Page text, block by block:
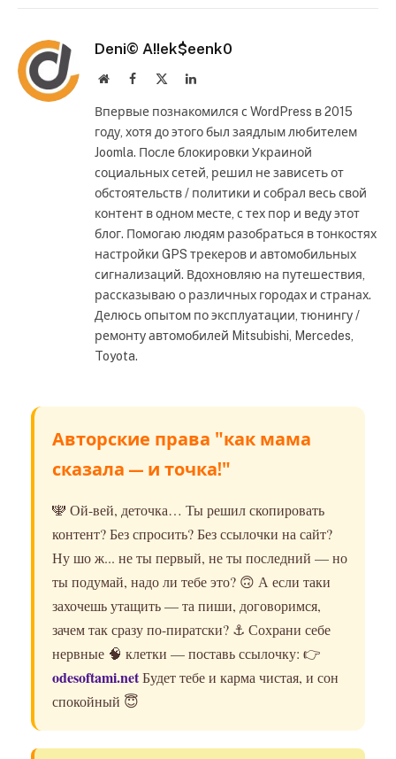
Deni© A!!ek$eenk0
WebsiteFacebook LinkedIn
Впервые познакомился с WordPress в 2015
году, хотя до этого был заядлым любителем
Joomla. После блокировки Украиной
социальных сетей, решил не зависеть от
обстоятельств / политики и собрал весь свой
контент в одном месте, с тех пор и веду этот
блог. Помогаю людям разобраться в тонкостях
настройки GPS трекеров и автомобильных
сигнализаций. Вдохновляю на путешествия,
рассказываю о различных городах и странах.
Делюсь опытом по эксплуатации, тюнингу /
ремонту автомобилей Mitsubishi, Mercedes,
Toyota.
Авторские права "как мама
сказала — и точка!"
🕎 Ой-вей, деточка… Ты решил скопировать
контент? Без спросить? Без ссылочки на сайт?
Ну шо ж... не ты первый, не ты последний — но
ты подумай, надо ли тебе это? 🙃 А если таки
захочешь утащить — та пиши, договоримся,
зачем так сразу по-пиратски? ⚓️ Сохрани себе
нервные 🧠 клетки — поставь ссылочку: 👉
odesoftami.netБудет тебе и карма чистая, и сон
спокойный 😇